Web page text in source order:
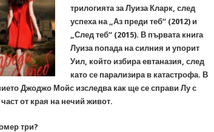
трилогията за Луиза Кларк, след
успеха на „Аз преди теб“ (2012) и
„След теб“ (2015). В първата книга
Луиза попада на силния и упорит
Уил, който избира евтаназия, след
като се парализира в катастрофа. В
Джоджо Мойс изследва как ще се справи Лу с
от края на нечий живот.
три?